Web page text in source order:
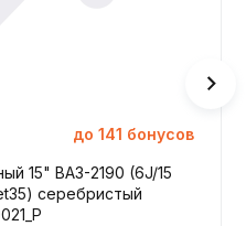
до 141 бонусов
15" ВАЗ-2190 (6J/15
серебристый